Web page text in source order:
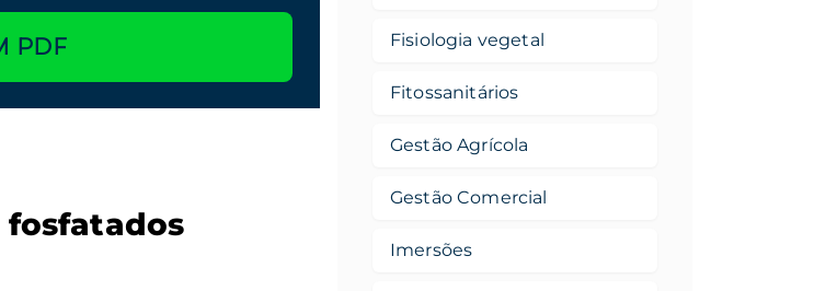
PDF
fosfatados
Fisiologia vegetal
Fitossanitários
Gestão Agrícola
Gestão Comercial
Imersões